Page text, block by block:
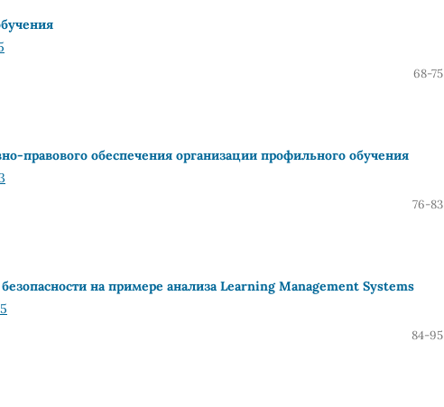
68-75
правового обеспечения организации профильного обучения
76-83
на примере анализа Learning Management Systems
84-95